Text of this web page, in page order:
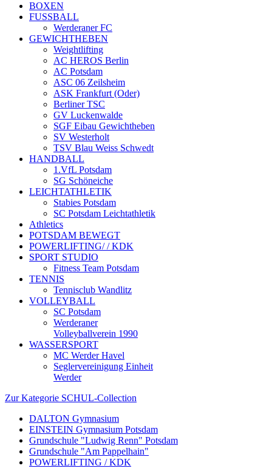
BOXEN
FUSSBALL
Werderaner FC
GEWICHTHEBEN
Weightlifting
AC HEROS Berlin
AC Potsdam
ASC 06 Zeilsheim
ASK Frankfurt (Oder)
Berliner TSC
GV Luckenwalde
SGF Eibau Gewichtheben
SV Westerholt
TSV Blau Weiss Schwedt
HANDBALL
1.VfL Potsdam
SG Schöneiche
LEICHTATHLETIK
Stabies Potsdam
SC Potsdam Leichtathletik
Athletics
POTSDAM BEWEGT
POWERLIFTING/ / KDK
SPORT STUDIO
Fitness Team Potsdam
TENNIS
Tennisclub Wandlitz
VOLLEYBALL
SC Potsdam
Werderaner
Volleyballverein 1990
WASSERSPORT
MC Werder Havel
Seglervereinigung Einheit
Werder
Zur Kategorie SCHUL-Collection
DALTON Gymnasium
EINSTEIN Gymnasium Potsdam
Grundschule "Ludwig Renn" Potsdam
Grundschule "Am Pappelhain"
POWERLIFTING / KDK